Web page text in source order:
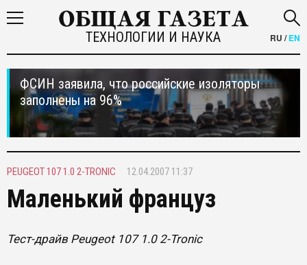
ТЕХНОЛОГИИ И НАУКА RU /EN
ФСИН заявила, что российские изоляторы
заполнены на 96%
PEUGEOT 107 1.0 2-TRONIC 12.04.2007 11:37
Маленький француз
Тест-драйв Peugeot 107 1.0 2-Tronic